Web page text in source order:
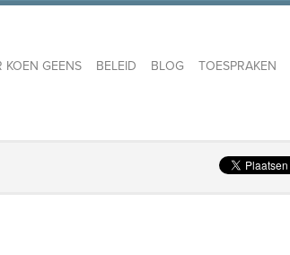
KOEN GEENS BELEID BLOG TOESPRAKEN